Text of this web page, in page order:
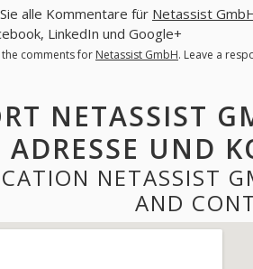
alle Kommentare für Netassist
LinkedIn und Google+
the comments for Netassist GmbH. Leave a
NETASSIST
ADRESSE UND
NETASSIST
AND